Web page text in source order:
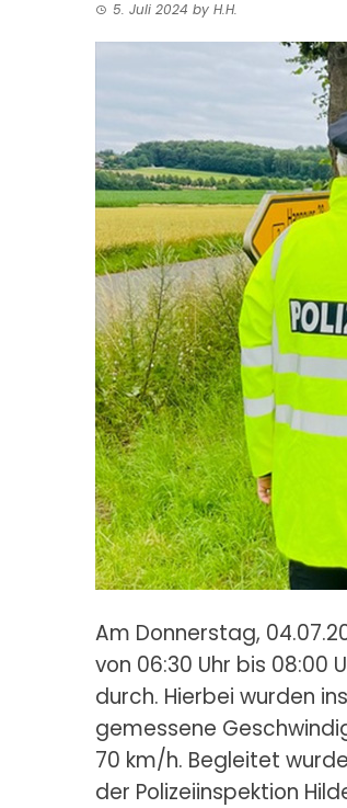
5. Juli 2024 by H.H.
Am Donnerstag,
von 06:30 Uhr bis 08:00
durch. Hierbei wurden
gemessene
70 km/h. Begleitet
der Polizeiinspektion